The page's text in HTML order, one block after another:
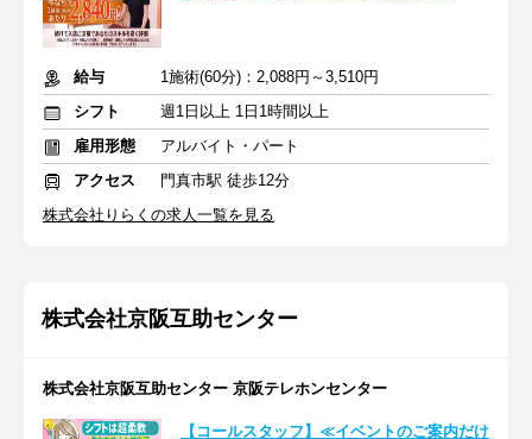
給与
1施術(60分)：2,088円～3,510円
シフト
週1日以上 1日1時間以上
雇用形態
アルバイト・パート
アクセス
門真市駅 徒歩12分
株式会社りらくの求人一覧を見る
株式会社京阪互助センター
株式会社京阪互助センター 京阪テレホンセンター
【コールスタッフ】≪イベントのご案内だけ